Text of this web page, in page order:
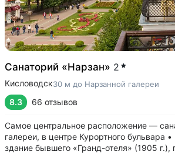
Санаторий «Нарзан» 2
Кисловодск30 м до Нарзанной галереи
8.3 66 отзывов
Самое центральное расположение —
галереи, в центре Курортного бульвара
здание бывшего «Гранд-отеля» (1905 г.),